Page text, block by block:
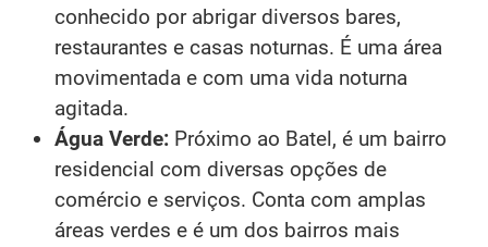
conhecido por abrigar diversos bares,
restaurantes e casas noturnas. É uma área
movimentada e com uma vida noturna
agitada.
Água Verde: Próximo ao Batel, é um bairro
residencial com diversas opções de
comércio e serviços. Conta com amplas
áreas verdes e é um dos bairros mais